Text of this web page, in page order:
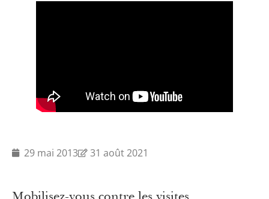
29 mai 2013 31 août 2021